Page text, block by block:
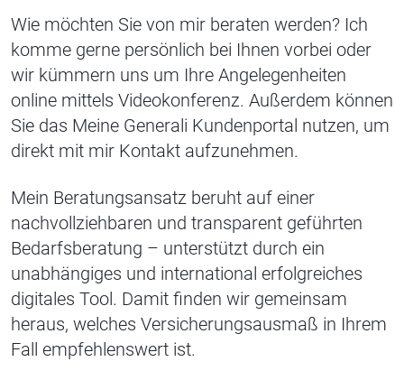
Wie möchten Sie von mir beraten werden? Ich
komme gerne persönlich bei Ihnen vorbei oder
wir kümmern uns um Ihre Angelegenheiten
online mittels Videokonferenz. Außerdem können
Sie das Meine Generali Kundenportal nutzen, um
direkt mit mir Kontakt aufzunehmen.
Mein Beratungsansatz beruht auf einer
nachvollziehbaren und transparent geführten
Bedarfsberatung – unterstützt durch ein
unabhängiges und international erfolgreiches
digitales Tool. Damit finden wir gemeinsam
heraus, welches Versicherungsausmaß in Ihrem
Fall empfehlenswert ist.